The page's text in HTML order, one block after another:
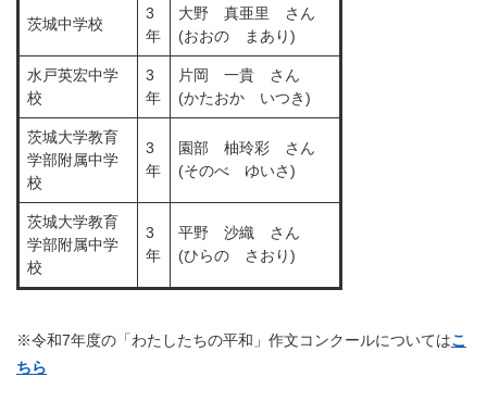
茨城中学校
3
年
大野 真亜里 さん
(おおの まあり)
水戸英宏中学
校
3
年
片岡 一貴 さん
(かたおか いつき)
茨城大学教育
学部附属中学
校
3
年
園部 柚玲彩 さん
(そのべ ゆいさ)
茨城大学教育
学部附属中学
校
3
年
平野 沙織 さん
(ひらの さおり)
※令和7年度の「わたしたちの平和」作文コンクールについてはこ
ちら